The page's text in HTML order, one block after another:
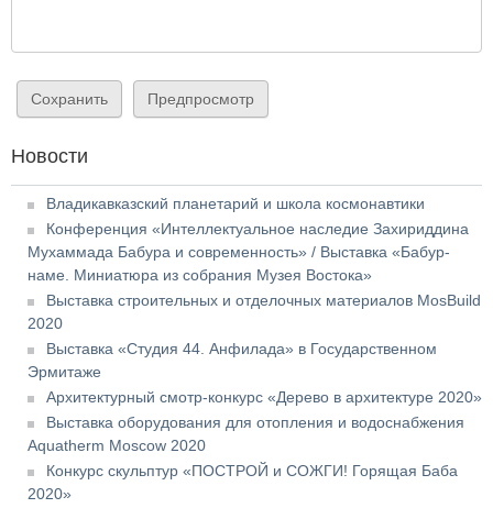
Новости
Владикавказский планетарий и школа космонавтики
Конференция «Интеллектуальное наследие Захириддина
Мухаммада Бабура и современность» / Выставка «Бабур-
наме. Миниатюра из собрания Музея Востока»
Выставка строительных и отделочных материалов MosBuild
2020
Выставка «Студия 44. Анфилада» в Государственном
Эрмитаже
Архитектурный смотр-конкурс «Дерево в архитектуре 2020»
Выставка оборудования для отопления и водоснабжения
Aquatherm Moscow 2020
Конкурс скульптур «ПОСТРОЙ и СОЖГИ! Горящая Баба
2020»